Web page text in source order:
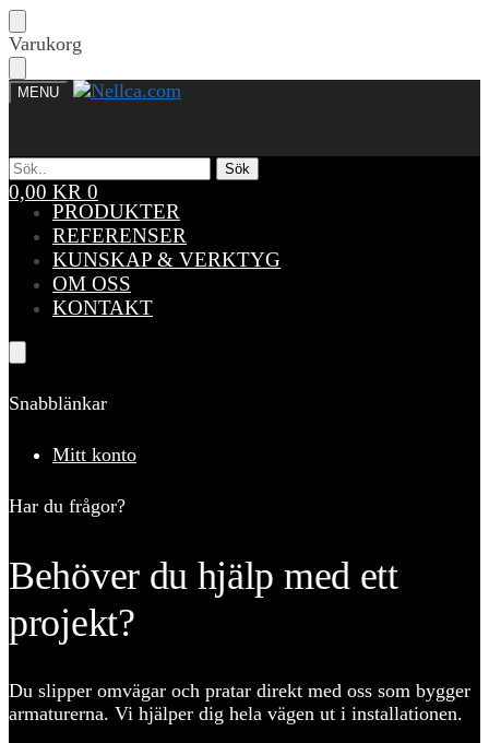
Skip
to
navigation
Skip
to
content
Varukorg
MENU
Sök
efter:
Sök
0,00 KR 0
Sök
efter:
Sök
PRODUKTER
REFERENSER
KUNSKAP & VERKTYG
OM OSS
KONTAKT
Snabblänkar
Mitt konto
Har du frågor?
Behöver du hjälp med ett
projekt?
Du slipper omvägar och pratar direkt med oss som bygger
armaturerna. Vi hjälper dig hela vägen ut i installationen.